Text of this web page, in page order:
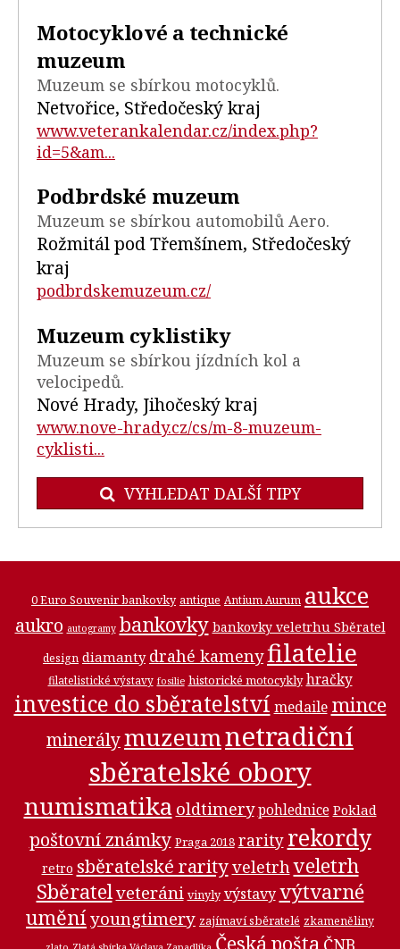
Motocyklové a technické
muzeum
Muzeum se sbírkou motocyklů.
Netvořice, Středočeský kraj
www.veterankalendar.cz/index.php?
id=5&am...
Podbrdské muzeum
Muzeum se sbírkou automobilů Aero.
Rožmitál pod Třemšínem, Středočeský
kraj
podbrdskemuzeum.cz/
Muzeum cyklistiky
Muzeum se sbírkou jízdních kol a
velocipedů.
Nové Hrady, Jihočeský kraj
www.nove-hrady.cz/cs/m-8-muzeum-
cyklisti...
VYHLEDAT DALŠÍ TIPY
0 Euro Souvenir bankovky antique Antium Aurum aukce
aukro autogramy bankovky bankovky veletrhu Sběratel
design diamanty drahé kamenyfilatelie
filatelistické výstavy fosilie historické motocykly hračky
investice do sběratelství medaile mince
minerálymuzeumnetradiční
sběratelské obory
numismatika oldtimery pohlednice Poklad
poštovní známky Praga 2018 rarity rekordy
retro sběratelské rarityveletrhveletrh
Sběratelveteráni vinyly výstavy výtvarné
uměníyoungtimery zajímaví sběratelé zkameněliny
Česká pošta ČNB